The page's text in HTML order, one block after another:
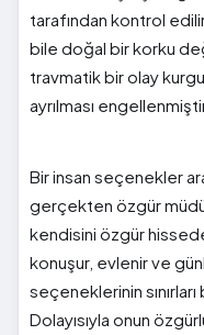
tarafından kontrol
bile doğal bir korku
travmatik bir olay
ayrılması
Bir insan seçenekler
gerçekten
kendisini özgür
konuşur, evlenir ve
seçeneklerinin
Dolayısıyla onun